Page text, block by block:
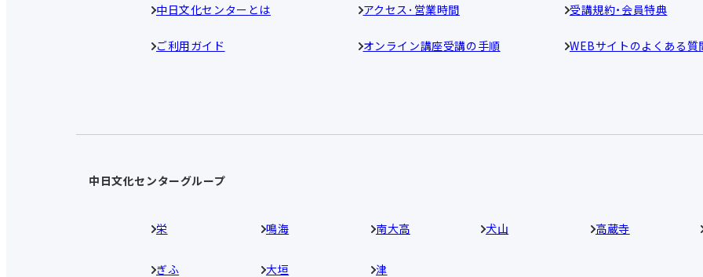
中日文化センターとは アクセス･営業時間 受講規約・会員特典
ご利用ガイド オンライン講座受講の手順 WEBサイトのよくある質
中日文化センターグループ
栄 鳴海 南大高 犬山 高蔵寺
ぎふ 大垣 津